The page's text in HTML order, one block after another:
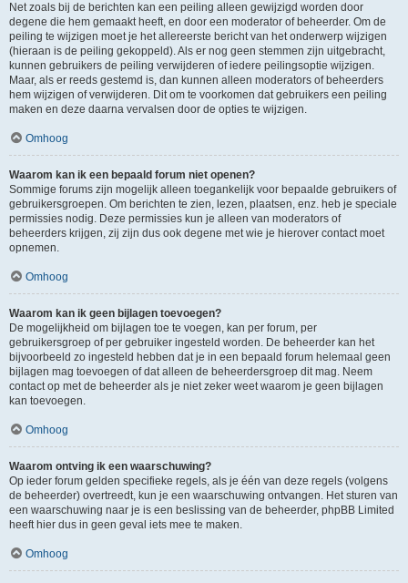
Net zoals bij de berichten kan een peiling alleen gewijzigd worden door
degene die hem gemaakt heeft, en door een moderator of beheerder. Om de
peiling te wijzigen moet je het allereerste bericht van het onderwerp wijzigen
(hieraan is de peiling gekoppeld). Als er nog geen stemmen zijn uitgebracht,
kunnen gebruikers de peiling verwijderen of iedere peilingsoptie wijzigen.
Maar, als er reeds gestemd is, dan kunnen alleen moderators of beheerders
hem wijzigen of verwijderen. Dit om te voorkomen dat gebruikers een peiling
maken en deze daarna vervalsen door de opties te wijzigen.
Omhoog
Waarom kan ik een bepaald forum niet openen?
Sommige forums zijn mogelijk alleen toegankelijk voor bepaalde gebruikers of
gebruikersgroepen. Om berichten te zien, lezen, plaatsen, enz. heb je speciale
permissies nodig. Deze permissies kun je alleen van moderators of
beheerders krijgen, zij zijn dus ook degene met wie je hierover contact moet
opnemen.
Omhoog
Waarom kan ik geen bijlagen toevoegen?
De mogelijkheid om bijlagen toe te voegen, kan per forum, per
gebruikersgroep of per gebruiker ingesteld worden. De beheerder kan het
bijvoorbeeld zo ingesteld hebben dat je in een bepaald forum helemaal geen
bijlagen mag toevoegen of dat alleen de beheerdersgroep dit mag. Neem
contact op met de beheerder als je niet zeker weet waarom je geen bijlagen
kan toevoegen.
Omhoog
Waarom ontving ik een waarschuwing?
Op ieder forum gelden specifieke regels, als je één van deze regels (volgens
de beheerder) overtreedt, kun je een waarschuwing ontvangen. Het sturen van
een waarschuwing naar je is een beslissing van de beheerder, phpBB Limited
heeft hier dus in geen geval iets mee te maken.
Omhoog